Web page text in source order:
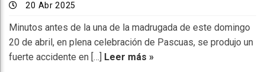
20 Abr 2025
Minutos antes de la una de la madrugada de este domingo
20 de abril, en plena celebración de Pascuas, se produjo un
fuerte accidente en […]
Leer más »